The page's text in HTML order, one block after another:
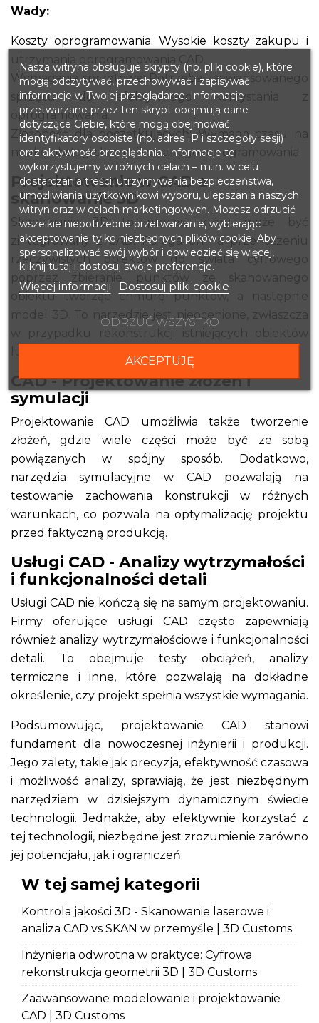
Wady:
Koszty oprogramowania: Wysokie koszty zakupu i
utrzymania oprogramowania CAD.
Wymagania sprzętowe: Potrzeba zaawansowanego
sprzętu do efektywnego korzystania z
oprogramowania.
Złożoność dla początkujących: Wymaga czasu na
naukę obsługi skomplikowanego oprogramowania.
Projektowanie w CAD a
skanowanie 3D
Skanowanie 3D to proces, który może być
zintegrowany z CAD. Polega on na przenoszeniu
rzeczywistych obiektów do świata cyfrowego
poprzez zbieranie punktów ze skanowanego
obiektu tworząc chmurę punktów, a następnie
model 3D. To narzędzie jest nieocenione, zwłaszcza
w przypadku rekonstrukcji istniejących obiektów
lub części.
CAD - Projektowanie złożeń i
symulacji
Projektowanie CAD umożliwia także tworzenie
złożeń, gdzie wiele części może być ze sobą
powiązanych w spójny sposób. Dodatkowo,
narzędzia symulacyjne w CAD pozwalają na
testowanie zachowania konstrukcji w różnych
warunkach, co pozwala na optymalizację projektu
przed faktyczną produkcją.
Usługi CAD - Analizy wytrzymałości
i funkcjonalności detali
Usługi CAD nie kończą się na samym projektowaniu.
Firmy oferujące usługi CAD często zapewniają
również analizy wytrzymałościowe i funkcjonalności
detali. To obejmuje testy obciążeń, analizy
termiczne i inne, które pozwalają na dokładne
określenie, czy projekt spełnia wszystkie wymagania.
Podsumowując, projektowanie CAD stanowi
fundament dla nowoczesnej inżynierii i produkcji.
Jego zalety, takie jak precyzja, efektywność czasowa
i możliwość analizy, sprawiają, że jest niezbędnym
narzędziem w dzisiejszym dynamicznym świecie
technologii. Jednakże, aby efektywnie korzystać z
tej technologii, niezbędne jest zrozumienie zarówno
jej potencjału, jak i ograniczeń.
W tej samej kategorii
Kontrola jakości 3D - Skanowanie laserowe i
analiza CAD vs SKAN w przemyśle | 3D Customs
Inżynieria odwrotna w praktyce: Cyfrowa
rekonstrukcja geometrii 3D | 3D Customs
Zaawansowane modelowanie i projektowanie
CAD | 3D Customs
Nasza witryna obsługuje skrypty (np. pliki cookie), które
mogą odczytywać, przechowywać i zapisywać
informacje w Twojej przeglądarce. Informacje
przetwarzane przez ten skrypt obejmują dane
dotyczące Ciebie, które mogą obejmować
identyfikatory osobiste (np. adres IP i szczegóły sesji)
oraz aktywność przeglądania. Informacje te
wykorzystujemy w różnych celach – m.in. w celu
dostarczania treści, utrzymywania bezpieczeństwa,
umożliwiania użytkownikowi wyboru, ulepszania naszych
witryn oraz w celach marketingowych. Możesz odrzucić
wszelkie niepotrzebne przetwarzanie, wybierając
akceptowanie tylko niezbędnych plików cookie. Aby
spersonalizować swój wybór i dowiedzieć się więcej,
kliknij tutaj i dostosuj swoje preferencje.
Więcej informacji Dostosuj pliki cookie
ODRZUĆ WSZYSTKO
AKCEPTUJĘ